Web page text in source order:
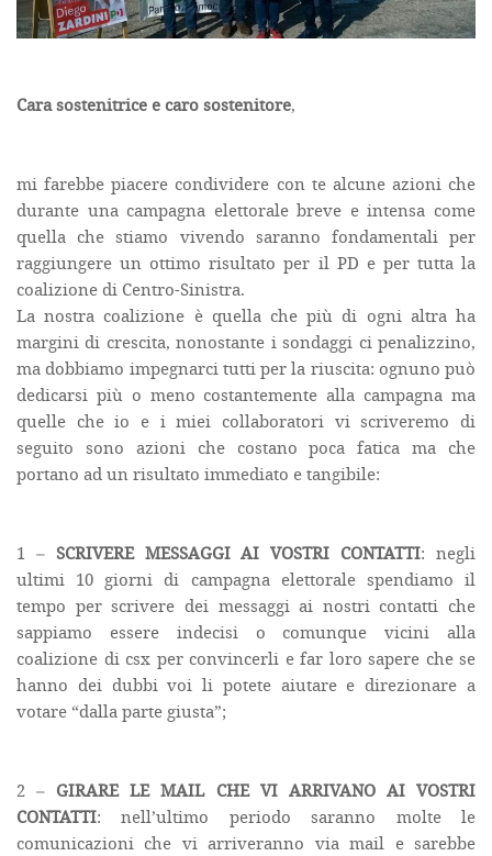
Cara sostenitrice e caro sostenitore,
mi farebbe piacere condividere con te alcune azioni che
durante una campagna elettorale breve e intensa come
quella che stiamo vivendo saranno fondamentali per
raggiungere un ottimo risultato per il PD e per tutta la
coalizione di Centro-Sinistra.
La nostra coalizione è quella che più di ogni altra ha
margini di crescita, nonostante i sondaggi ci penalizzino,
ma dobbiamo impegnarci tutti per la riuscita: ognuno può
dedicarsi più o meno costantemente alla campagna ma
quelle che io e i miei collaboratori vi scriveremo di
seguito sono azioni che costano poca fatica ma che
portano ad un risultato immediato e tangibile:
1 – SCRIVERE MESSAGGI AI VOSTRI CONTATTI: negli
ultimi 10 giorni di campagna elettorale spendiamo il
tempo per scrivere dei messaggi ai nostri contatti che
sappiamo essere indecisi o comunque vicini alla
coalizione di csx per convincerli e far loro sapere che se
hanno dei dubbi voi li potete aiutare e direzionare a
votare “dalla parte giusta”;
2 – GIRARE LE MAIL CHE VI ARRIVANO AI VOSTRI
CONTATTI: nell’ultimo periodo saranno molte le
comunicazioni che vi arriveranno via mail e sarebbe